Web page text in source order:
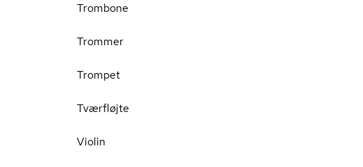
Trombone
Trommer
Trompet
Tværfløjte
Violin